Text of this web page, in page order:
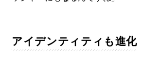
アイデンティティも進化